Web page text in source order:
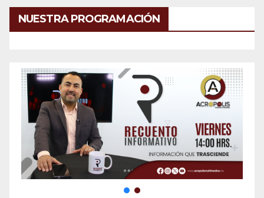
NUESTRA PROGRAMACIÓN